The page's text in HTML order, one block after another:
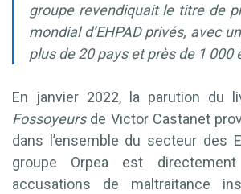
groupe revendiquait le titre de
mondial d’EHPAD privés, avec
plus de 20 pays et près de 1 000
En janvier 2022, la parution du
Fossoyeursde Victor Castanet
dans l’ensemble du secteur des
groupe Orpea est
accusations de maltraitance